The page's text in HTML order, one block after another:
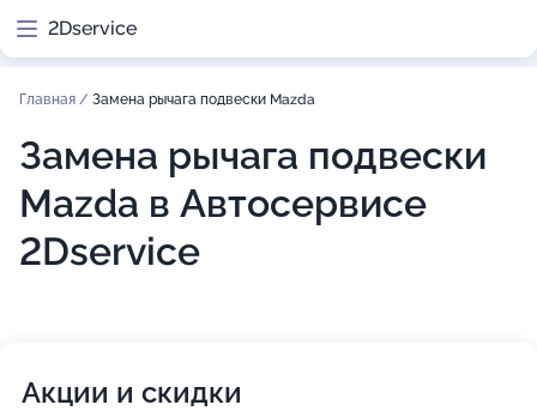
2Dservice
Главная / Замена рычага подвески Mazda
Замена рычага подвески
Mazda в Автосервисе
2Dservice
Акции и скидки